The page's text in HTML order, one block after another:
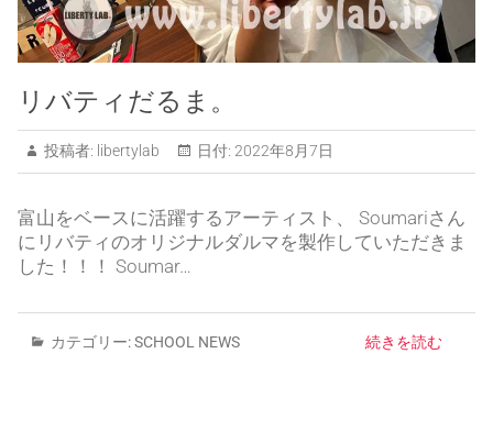
リバティだるま。
投稿者: libertylab 日付: 2022年8月7日
富山をベースに活躍するアーティスト、 Soumariさん
にリバティのオリジナルダルマを製作していただきま
した！！！ Soumar…
カテゴリー:SCHOOL NEWS 続きを読む